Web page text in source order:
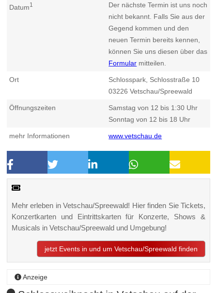
Datum1
Der nächste Termin ist uns noch
nicht bekannt. Falls Sie aus der
Gegend kommen und den
neuen Termin bereits kennen,
können Sie uns diesen über das
Formular mitteilen.
Ort
Schlosspark, Schlosstraße 10
03226 Vetschau/Spreewald
Öffnungszeiten
Samstag von 12 bis 1:30 Uhr
Sonntag von 12 bis 18 Uhr
mehr Informationen www.vetschau.de
Mehr erleben in Vetschau/Spreewald! Hier finden Sie Tickets,
Konzertkarten und Eintrittskarten für Konzerte, Shows &
Musicals in Vetschau/Spreewald und Umgebung!
jetzt Events in und um Vetschau/Spreewald finden
Anzeige